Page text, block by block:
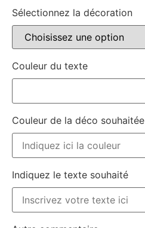
Sélectionnez la décoration
Couleur du texte
Couleur de la déco souhaitée
Indiquez le texte souhaité